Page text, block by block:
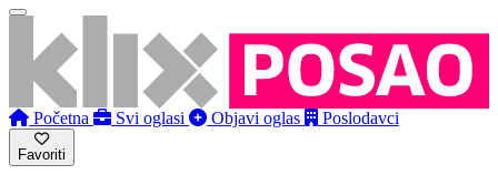
Početna Svi oglasi Objavi oglas Poslodavci
Favoriti